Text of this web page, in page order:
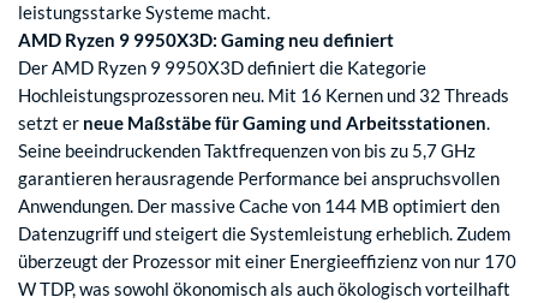
leistungsstarke Systeme macht.
AMD Ryzen 9 9950X3D: Gaming neu definiert
Der AMD Ryzen 9 9950X3D definiert die Kategorie
Hochleistungsprozessoren neu. Mit 16 Kernen und 32 Threads
setzt er neue Maßstäbe für Gaming und Arbeitsstationen.
Seine beeindruckenden Taktfrequenzen von bis zu 5,7 GHz
garantieren herausragende Performance bei anspruchsvollen
Anwendungen. Der massive Cache von 144 MB optimiert den
Datenzugriff und steigert die Systemleistung erheblich. Zudem
überzeugt der Prozessor mit einer Energieeffizienz von nur 170
W TDP, was sowohl ökonomisch als auch ökologisch vorteilhaft